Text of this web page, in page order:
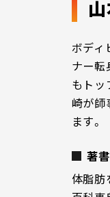
ボディ
ナー転
もト
崎が師
ます。
著書
体脂